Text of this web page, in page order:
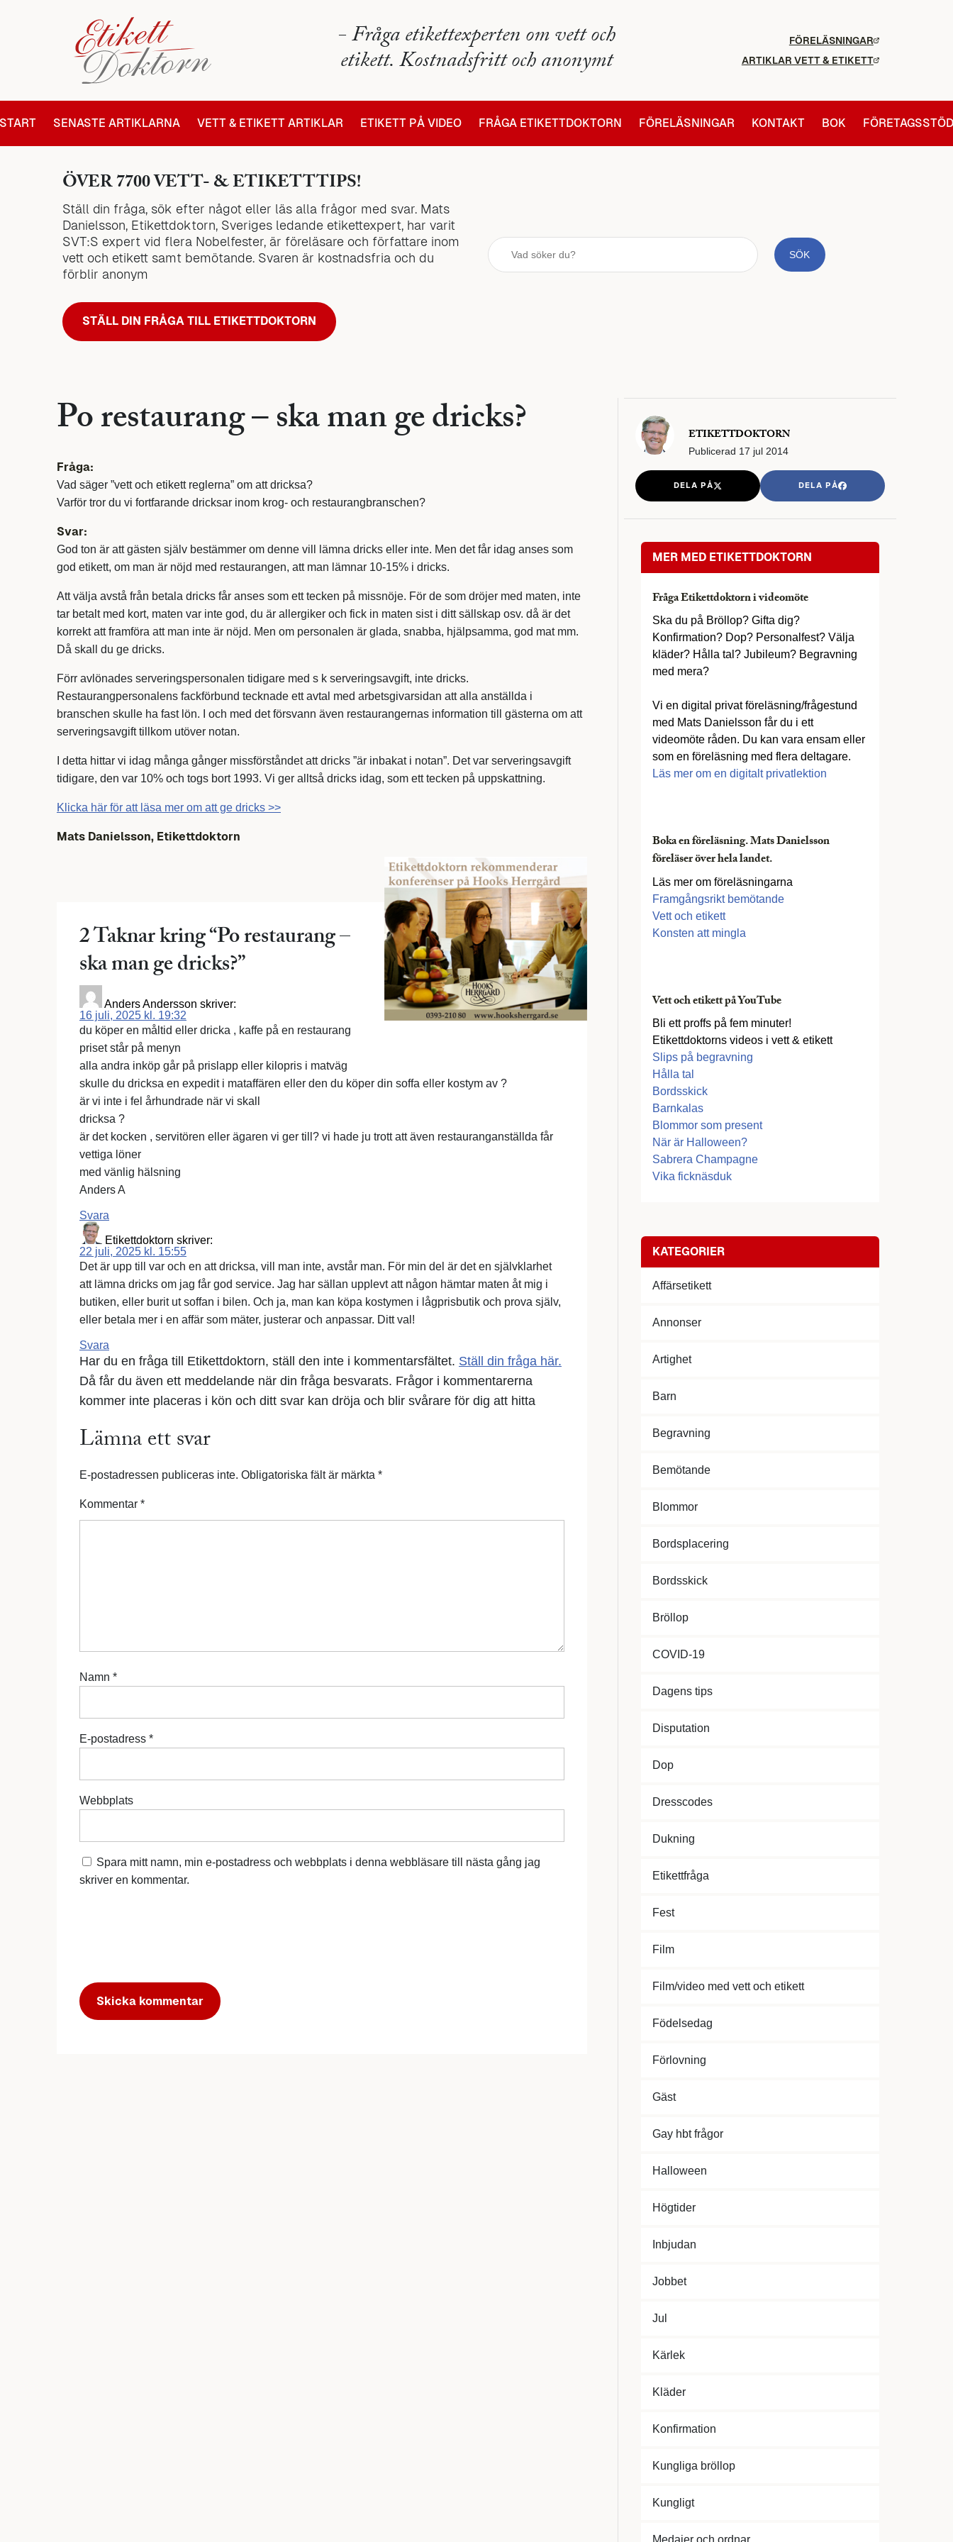
- Fråga etikettexperten om vett och
etikett. Kostnadsfritt och anonymt
FÖRELÄSNINGAR
ARTIKLAR VETT & ETIKETT
START SENASTE ARTIKLARNA VETT & ETIKETT ARTIKLAR ETIKETT PÅ VIDEO FRÅGA ETIKETTDOKTORN FÖRELÄSNINGAR KONTAKT BOK FÖRETAGSSTÖD
ÖVER 7700 VETT- & ETIKETTTIPS!
Ställ din fråga, sök efter något eller läs alla frågor med svar. Mats
Danielsson, Etikettdoktorn, Sveriges ledande etikettexpert, har varit
SVT:S expert vid flera Nobelfester, är föreläsare och författare inom
vett och etikett samt bemötande. Svaren är kostnadsfria och du
förblir anonym
STÄLL DIN FRÅGA TILL ETIKETTDOKTORN
Po restaurang – ska man ge dricks?
Fråga:
Vad säger ”vett och etikett reglerna” om att dricksa?
Varför tror du vi fortfarande dricksar inom krog- och restaurangbranschen?
Svar:
God ton är att gästen själv bestämmer om denne vill lämna dricks eller inte. Men det får idag anses som
god etikett, om man är nöjd med restaurangen, att man lämnar 10-15% i dricks.
Att välja avstå från betala dricks får anses som ett tecken på missnöje. För de som dröjer med maten, inte
tar betalt med kort, maten var inte god, du är allergiker och fick in maten sist i ditt sällskap osv. då är det
korrekt att framföra att man inte är nöjd. Men om personalen är glada, snabba, hjälpsamma, god mat mm.
Då skall du ge dricks.
Förr avlönades serveringspersonalen tidigare med s k serveringsavgift, inte dricks.
Restaurangpersonalens fackförbund tecknade ett avtal med arbetsgivarsidan att alla anställda i
branschen skulle ha fast lön. I och med det försvann även restaurangernas information till gästerna om att
serveringsavgift tillkom utöver notan.
I detta hittar vi idag många gånger missförståndet att dricks ”är inbakat i notan”. Det var serveringsavgift
tidigare, den var 10% och togs bort 1993. Vi ger alltså dricks idag, som ett tecken på uppskattning.
Klicka här för att läsa mer om att ge dricks >>
Mats Danielsson, Etikettdoktorn
2 Taknar kring “Po restaurang –
ska man ge dricks?”
Anders Andersson skriver:
16 juli, 2025 kl. 19:32
du köper en måltid eller dricka , kaffe på en restaurang
priset står på menyn
alla andra inköp går på prislapp eller kilopris i matväg
skulle du dricksa en expedit i mataffären eller den du köper din soffa eller kostym av ?
är vi inte i fel århundrade när vi skall
dricksa ?
är det kocken , servitören eller ägaren vi ger till? vi hade ju trott att även restauranganställda får
vettiga löner
med vänlig hälsning
Anders A
Svara
Etikettdoktorn skriver:
22 juli, 2025 kl. 15:55
Det är upp till var och en att dricksa, vill man inte, avstår man. För min del är det en självklarhet
att lämna dricks om jag får god service. Jag har sällan upplevt att någon hämtar maten åt mig i
butiken, eller burit ut soffan i bilen. Och ja, man kan köpa kostymen i lågprisbutik och prova själv,
eller betala mer i en affär som mäter, justerar och anpassar. Ditt val!
Svara
Har du en fråga till Etikettdoktorn, ställ den inte i kommentarsfältet. Ställ din fråga här.
Då får du även ett meddelande när din fråga besvarats. Frågor i kommentarerna
kommer inte placeras i kön och ditt svar kan dröja och blir svårare för dig att hitta
Lämna ett svar
E-postadressen publiceras inte. Obligatoriska fält är märkta *
Kommentar *
Namn *
E-postadress *
Webbplats
Spara mitt namn, min e-postadress och webbplats i denna webbläsare till nästa gång jag
skriver en kommentar.
ETIKETTDOKTORN
Publicerad 17 jul 2014
DELA PÅ DELA PÅ
MER MED ETIKETTDOKTORN
Fråga Etikettdoktorn i videomöte
Ska du på Bröllop? Gifta dig?
Konfirmation? Dop? Personalfest? Välja
kläder? Hålla tal? Jubileum? Begravning
med mera?
Vi en digital privat föreläsning/frågestund
med Mats Danielsson får du i ett
videomöte råden. Du kan vara ensam eller
som en föreläsning med flera deltagare.
Läs mer om en digitalt privatlektion
Boka en föreläsning. Mats Danielsson
föreläser över hela landet.
Läs mer om föreläsningarna
Framgångsrikt bemötande
Vett och etikett
Konsten att mingla
Vett och etikett på YouTube
Bli ett proffs på fem minuter!
Etikettdoktorns videos i vett & etikett
Slips på begravning
Hålla tal
Bordsskick
Barnkalas
Blommor som present
När är Halloween?
Sabrera Champagne
Vika ficknäsduk
KATEGORIER
Affärsetikett
Annonser
Artighet
Barn
Begravning
Bemötande
Blommor
Bordsplacering
Bordsskick
Bröllop
COVID-19
Dagens tips
Disputation
Dop
Dresscodes
Dukning
Etikettfråga
Fest
Film
Film/video med vett och etikett
Födelsedag
Förlovning
Gäst
Gay hbt frågor
Halloween
Högtider
Inbjudan
Jobbet
Jul
Kärlek
Kläder
Konfirmation
Kungliga bröllop
Kungligt